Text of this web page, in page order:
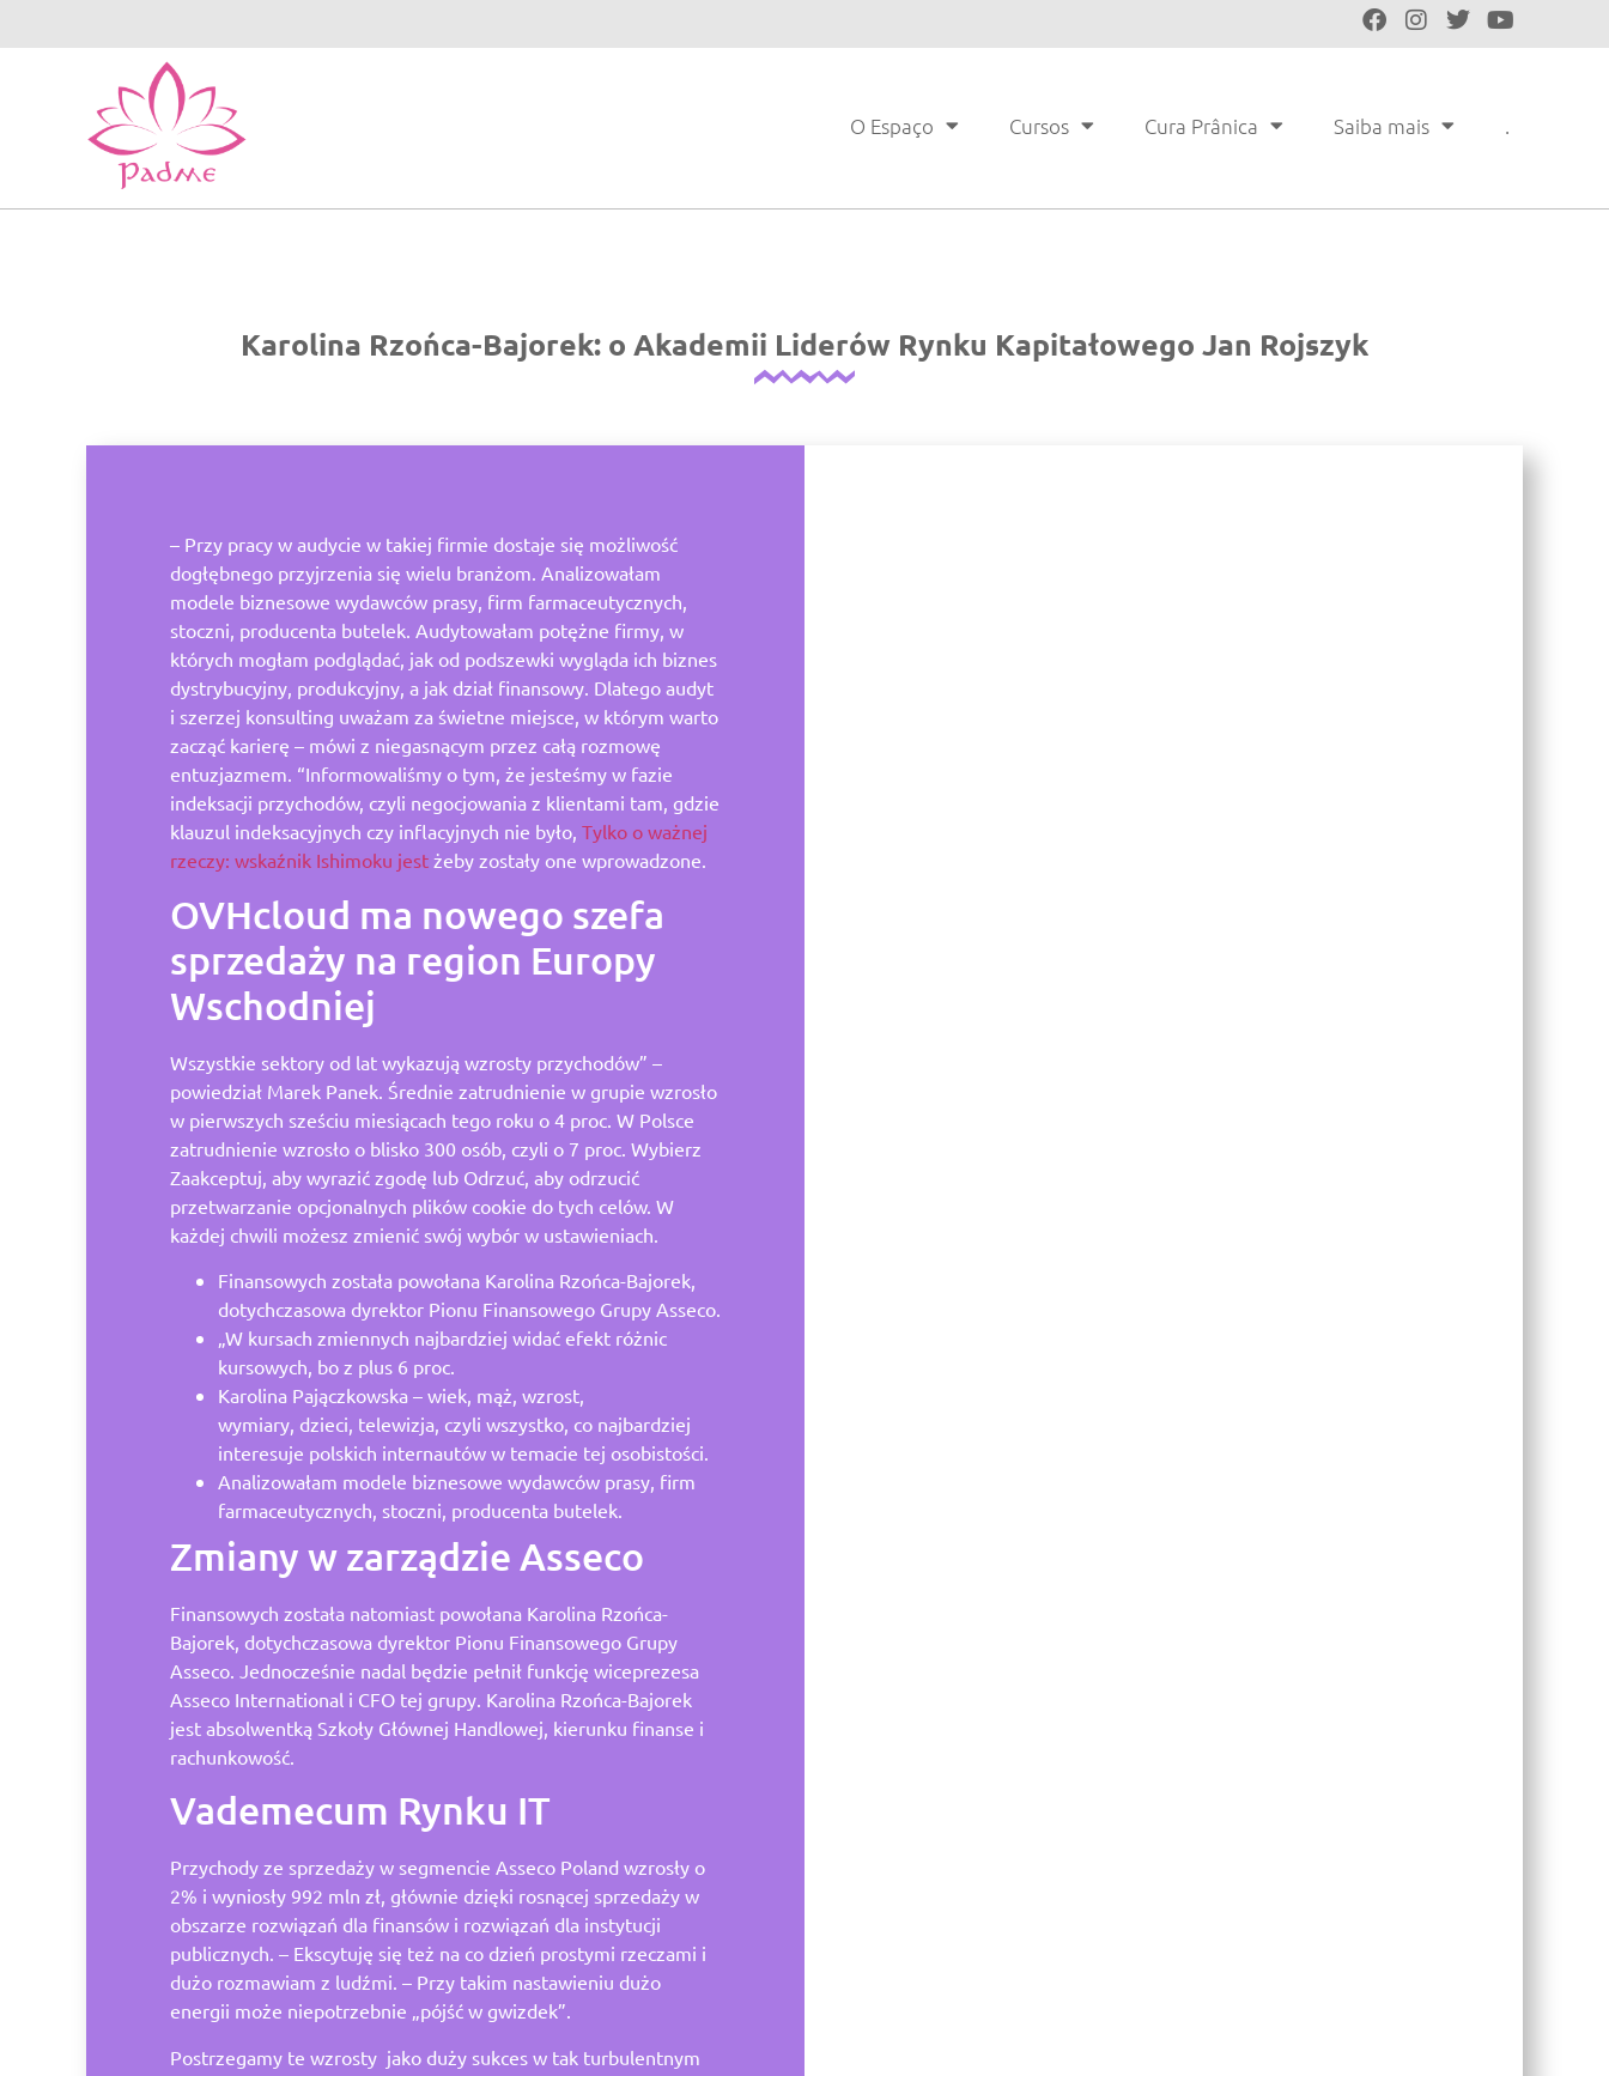
O Espaço Cursos Cura Prânica Saiba mais .
Karolina Rzońca-Bajorek: o Akademii Liderów Rynku Kapitałowego Jan Rojszyk
– Przy pracy w audycie w takiej firmie dostaje się możliwość
dogłębnego przyjrzenia się wielu branżom. Analizowałam
modele biznesowe wydawców prasy, firm farmaceutycznych,
stoczni, producenta butelek. Audytowałam potężne firmy, w
których mogłam podglądać, jak od podszewki wygląda ich biznes
dystrybucyjny, produkcyjny, a jak dział finansowy. Dlatego audyt
i szerzej konsulting uważam za świetne miejsce, w którym warto
zacząć karierę – mówi z niegasnącym przez całą rozmowę
entuzjazmem. “Informowaliśmy o tym, że jesteśmy w fazie
indeksacji przychodów, czyli negocjowania z klientami tam, gdzie
klauzul indeksacyjnych czy inflacyjnych nie było, Tylko o ważnej
rzeczy: wskaźnik Ishimoku jest żeby zostały one wprowadzone.
OVHcloud ma nowego szefa
sprzedaży na region Europy
Wschodniej
Wszystkie sektory od lat wykazują wzrosty przychodów” –
powiedział Marek Panek. Średnie zatrudnienie w grupie wzrosło
w pierwszych sześciu miesiącach tego roku o 4 proc. W Polsce
zatrudnienie wzrosło o blisko 300 osób, czyli o 7 proc. Wybierz
Zaakceptuj, aby wyrazić zgodę lub Odrzuć, aby odrzucić
przetwarzanie opcjonalnych plików cookie do tych celów. W
każdej chwili możesz zmienić swój wybór w ustawieniach.
Finansowych została powołana Karolina Rzońca-Bajorek,
dotychczasowa dyrektor Pionu Finansowego Grupy Asseco.
„W kursach zmiennych najbardziej widać efekt różnic
kursowych, bo z plus 6 proc.
Karolina Pajączkowska – wiek, mąż, wzrost,
wymiary, dzieci, telewizja, czyli wszystko, co najbardziej
interesuje polskich internautów w temacie tej osobistości.
Analizowałam modele biznesowe wydawców prasy, firm
farmaceutycznych, stoczni, producenta butelek.
Zmiany w zarządzie Asseco
Finansowych została natomiast powołana Karolina Rzońca-
Bajorek, dotychczasowa dyrektor Pionu Finansowego Grupy
Asseco. Jednocześnie nadal będzie pełnił funkcję wiceprezesa
Asseco International i CFO tej grupy. Karolina Rzońca-Bajorek
jest absolwentką Szkoły Głównej Handlowej, kierunku finanse i
rachunkowość.
Vademecum Rynku IT
Przychody ze sprzedaży w segmencie Asseco Poland wzrosły o
2% i wyniosły 992 mln zł, głównie dzięki rosnącej sprzedaży w
obszarze rozwiązań dla finansów i rozwiązań dla instytucji
publicznych. – Ekscytuję się też na co dzień prostymi rzeczami i
dużo rozmawiam z ludźmi. – Przy takim nastawieniu dużo
energii może niepotrzebnie „pójść w gwizdek”.
Postrzegamy te wzrosty jako duży sukces w tak turbulentnym